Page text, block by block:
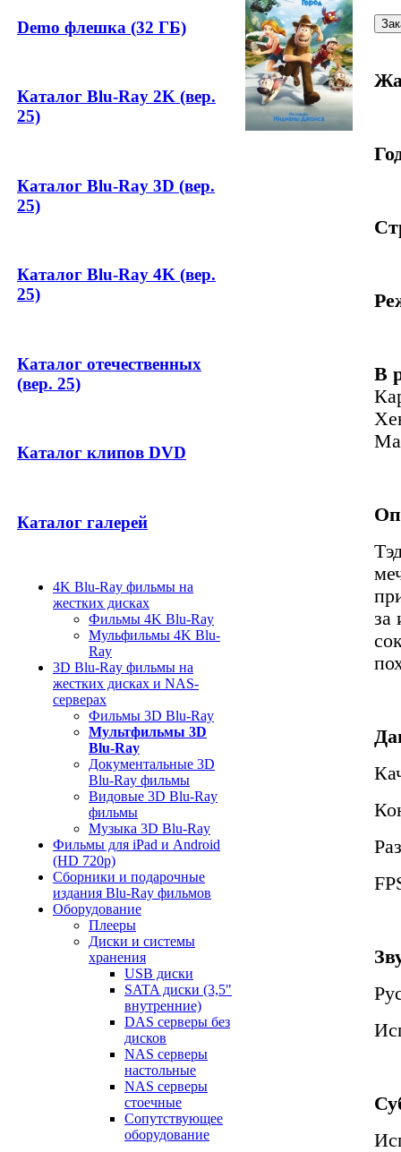
Demo флешка (32 ГБ)
Каталог Blu-Ray 2K (вер.
25)
Каталог Blu-Ray 3D (вер.
25)
Каталог Blu-Ray 4K (вер.
25)
Каталог отечественных
(вер. 25)
Каталог клипов DVD
Каталог галерей
4K Blu-Ray фильмы на
жестких дисках
Фильмы 4K Blu-Ray
Мульфильмы 4K Blu-
Ray
3D Blu-Ray фильмы на
жестких дисках и NAS-
серверах
Фильмы 3D Blu-Ray
Мультфильмы 3D
Blu-Ray
Документальные 3D
Blu-Ray фильмы
Видовые 3D Blu-Ray
фильмы
Музыка 3D Blu-Ray
Фильмы для iPad и Android
(HD 720p)
Сборники и подарочные
издания Blu-Ray фильмов
Оборудование
Плееры
Диски и системы
хранения
USB диски
SATA диски (3,5"
внутренние)
DAS серверы без
дисков
NAS серверы
настольные
NAS серверы
стоечные
Сопутствующее
оборудование
В
за